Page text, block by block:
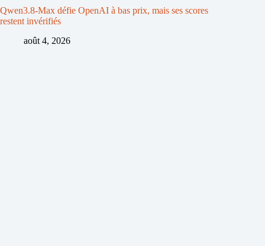
Qwen3.8-Max défie OpenAI à bas prix, mais ses scores
restent invérifiés
août 4, 2026